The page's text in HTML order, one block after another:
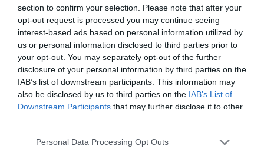
section to confirm your selection. Please note that after your
opt-out request is processed you may continue seeing
interest-based ads based on personal information utilized by
us or personal information disclosed to third parties prior to
your opt-out. You may separately opt-out of the further
disclosure of your personal information by third parties on the
IAB’s list of downstream participants. This information may
also be disclosed by us to third parties on the IAB’s List of
Downstream Participants that may further disclose it to other
Personal Data Processing Opt Outs
δεύτερη περίπτωση θα έχουµε έναν πλάνο που απλά
κρέµεται στο τέλος της αρµατωσιάς µας για κάποιο
χρονικό διάστηµα. Ο τέλειος συγχρονισµός είναι να
εκτελέσουµε την επόµενη κίνηση ακριβώς πριν
αρχίσουµε να νιώθουµε το βάρος του πλάνου στη µύτη
του καλαµιού µας.